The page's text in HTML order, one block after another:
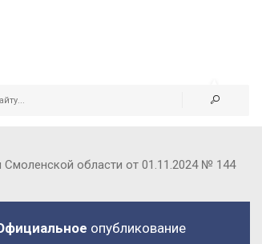
Смоленской области от 01.11.2024 № 144
опубликование